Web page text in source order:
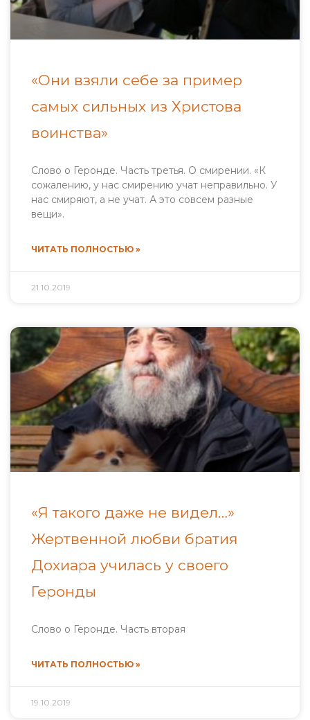
«Они взяли себе за пример
самых сильных из Христова
воинства»
Слово о Геронде. Часть третья. О смирении. «К
сожалению, у нас смирению учат неправильно. У
нас смиряют, а не учат. А это совсем разные
вещи».
ЧИТАТЬ ПОЛНОСТЬЮ »
21.10.2019
«Я такого даже не видел…»
Жертвенной любви братия
Дохиара училась у своего
Геронды
Слово о Геронде. Часть вторая
ЧИТАТЬ ПОЛНОСТЬЮ »
19.10.2019